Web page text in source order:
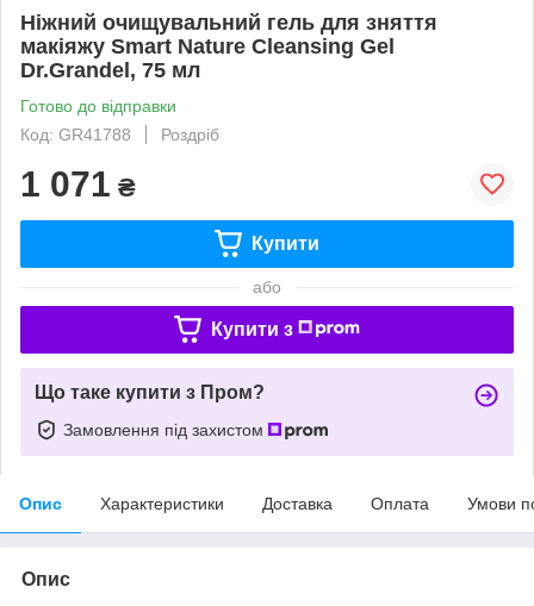
Ніжний очищувальний гель для зняття
макіяжу Smart Nature Cleansing Gel
Dr.Grandel, 75 мл
Готово до відправки
Код: GR41788
Роздріб
1 071 ₴
Купити
або
Купити з
Що таке купити з Пром?
Замовлення під захистом
Опис Характеристики Доставка Оплата Умови
Опис